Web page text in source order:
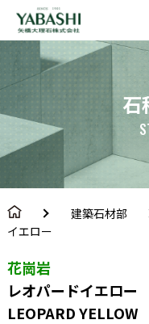
石
建築石材部
イエロー
花崗岩
レオパードイエロー
LEOPARD YELLOW